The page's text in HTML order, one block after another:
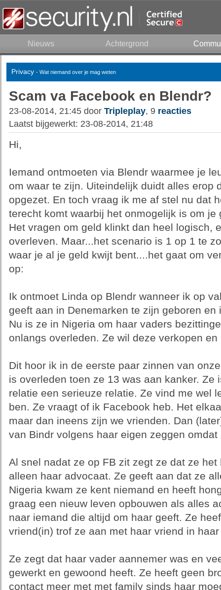
Nieuws Achtergrond
Privacy - Wat niemand over je mag weten
Scam va Facebook en Blendr?
23-08-2014, 21:45 door Tripleplay, 9 reacties
Laatst bijgewerkt: 23-08-2014, 21:48
Hi,
Iemand ontmoeten via Blendr waarmee je
om waar te zijn. Uiteindelijk duidt alles erop
opgezet. En toch vraag ik me af stel nu dat
terecht komt waarbij het onmogelijk is om je
Het vragen om geld klinkt dan heel logisch,
overleven. Maar...het scenario is 1 op 1 te
waar je al je geld kwijt bent....het gaat om
op:
Ik ontmoet Linda op Blendr wanneer ik op
geeft aan in Denemarken te zijn geboren
Nu is ze in Nigeria om haar vaders
onlangs overleden. Ze wil deze verkopen
Dit hoor ik in de eerste paar zinnen van
is overleden toen ze 13 was aan kanker. Ze
relatie een serieuze relatie. Ze vind me wel
ben. Ze vraagt of ik Facebook heb. Het
maar dan ineens zijn we vrienden. Dan
van Bindr volgens haar eigen zeggen
Al snel nadat ze op FB zit zegt ze dat ze
alleen haar advocaat. Ze geeft aan dat ze
Nigeria kwam ze kent niemand en heeft
graag een nieuw leven opbouwen als alles
naar iemand die altijd om haar geeft. Ze
vriend(in) trof ze aan met haar vriend in
Ze zegt dat haar vader aannemer was en
gewerkt en gewoond heeft. Ze heeft geen
contact meer met met family sinds haar